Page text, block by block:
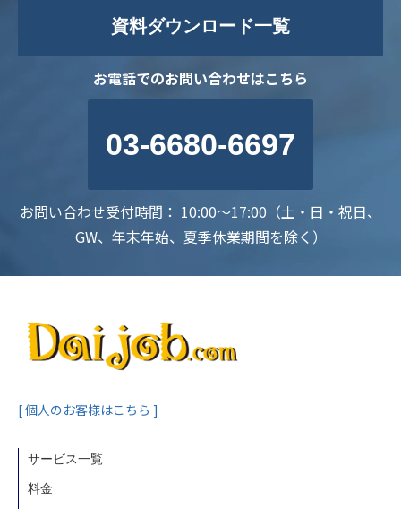
資料ダウンロード一覧
お電話でのお問い合わせはこちら
03-6680-6697
お問い合わせ受付時間： 10:00～17:00（土・日・祝日、
GW、年末年始、夏季休業期間を除く）
[ 個人のお客様はこちら ]
サービス一覧
料金